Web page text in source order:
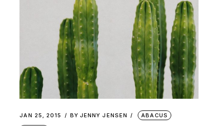
JAN 25, 2015 BY JENNY JENSEN ABACUS